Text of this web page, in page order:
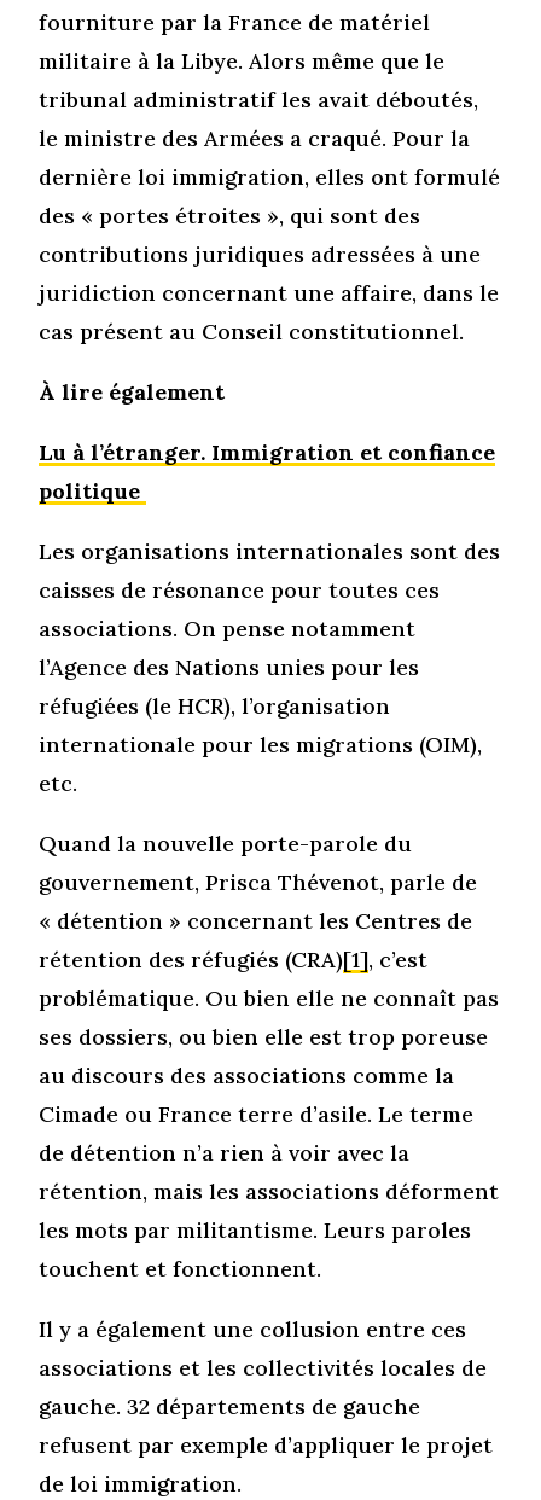
fourniture par la France de matériel
militaire à la Libye. Alors même que le
tribunal administratif les avait déboutés,
le ministre des Armées a craqué. Pour la
dernière loi immigration, elles ont formulé
des « portes étroites », qui sont des
contributions juridiques adressées à une
juridiction concernant une affaire, dans le
cas présent au Conseil constitutionnel.
À lire également
Lu à l’étranger. Immigration et confiance
politique
Les organisations internationales sont des
caisses de résonance pour toutes ces
associations. On pense notamment
l’Agence des Nations unies pour les
réfugiées (le HCR), l’organisation
internationale pour les migrations (OIM),
etc.
Quand la nouvelle porte-parole du
gouvernement, Prisca Thévenot, parle de
« détention » concernant les Centres de
rétention des réfugiés (CRA)[1], c’est
problématique. Ou bien elle ne connaît pas
ses dossiers, ou bien elle est trop poreuse
au discours des associations comme la
Cimade ou France terre d’asile. Le terme
de détention n’a rien à voir avec la
rétention, mais les associations déforment
les mots par militantisme. Leurs paroles
touchent et fonctionnent.
Il y a également une collusion entre ces
associations et les collectivités locales de
gauche. 32 départements de gauche
refusent par exemple d’appliquer le projet
de loi immigration.